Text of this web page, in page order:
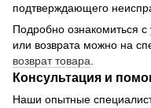
подтверждающего
Подробно ознакомиться
или возврата можно на
возврат товара
Консультация и
Наши опытные